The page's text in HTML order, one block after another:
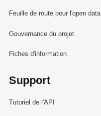
Feuille de route pour l'open data
Gouvernance du projet
Fiches d'information
Support
Tutoriel de l'API